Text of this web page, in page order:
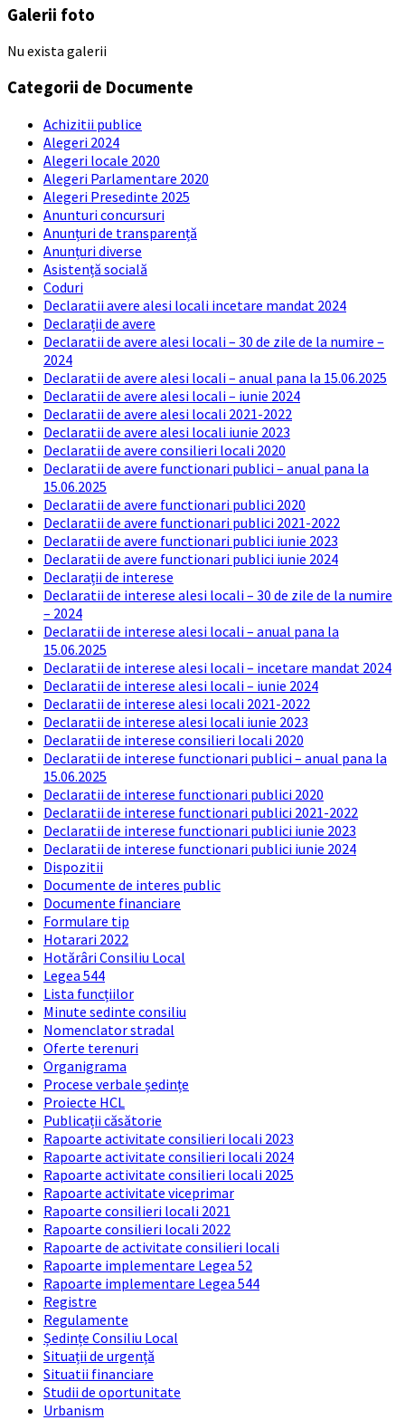
Galerii foto
Nu exista galerii
Categorii de Documente
Achizitii publice
Alegeri 2024
Alegeri locale 2020
Alegeri Parlamentare 2020
Alegeri Presedinte 2025
Anunturi concursuri
Anunțuri de transparență
Anunțuri diverse
Asistență socială
Coduri
Declaratii avere alesi locali incetare mandat 2024
Declarații de avere
Declaratii de avere alesi locali – 30 de zile de la numire –
2024
Declaratii de avere alesi locali – anual pana la 15.06.2025
Declaratii de avere alesi locali – iunie 2024
Declaratii de avere alesi locali 2021-2022
Declaratii de avere alesi locali iunie 2023
Declaratii de avere consilieri locali 2020
Declaratii de avere functionari publici – anual pana la
15.06.2025
Declaratii de avere functionari publici 2020
Declaratii de avere functionari publici 2021-2022
Declaratii de avere functionari publici iunie 2023
Declaratii de avere functionari publici iunie 2024
Declarații de interese
Declaratii de interese alesi locali – 30 de zile de la numire
– 2024
Declaratii de interese alesi locali – anual pana la
15.06.2025
Declaratii de interese alesi locali – incetare mandat 2024
Declaratii de interese alesi locali – iunie 2024
Declaratii de interese alesi locali 2021-2022
Declaratii de interese alesi locali iunie 2023
Declaratii de interese consilieri locali 2020
Declaratii de interese functionari publici – anual pana la
15.06.2025
Declaratii de interese functionari publici 2020
Declaratii de interese functionari publici 2021-2022
Declaratii de interese functionari publici iunie 2023
Declaratii de interese functionari publici iunie 2024
Dispozitii
Documente de interes public
Documente financiare
Formulare tip
Hotarari 2022
Hotărâri Consiliu Local
Legea 544
Lista funcțiilor
Minute sedinte consiliu
Nomenclator stradal
Oferte terenuri
Organigrama
Procese verbale ședințe
Proiecte HCL
Publicații căsătorie
Rapoarte activitate consilieri locali 2023
Rapoarte activitate consilieri locali 2024
Rapoarte activitate consilieri locali 2025
Rapoarte activitate viceprimar
Rapoarte consilieri locali 2021
Rapoarte consilieri locali 2022
Rapoarte de activitate consilieri locali
Rapoarte implementare Legea 52
Rapoarte implementare Legea 544
Registre
Regulamente
Ședințe Consiliu Local
Situații de urgență
Situatii financiare
Studii de oportunitate
Urbanism